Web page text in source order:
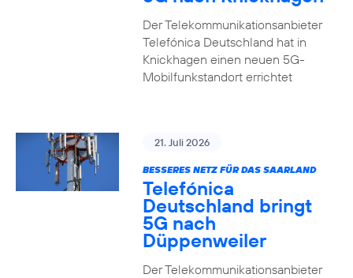
Der Telekommunikationsanbieter
Telefónica Deutschland hat in
Knickhagen einen neuen 5G-
Mobilfunkstandort errichtet
21. Juli 2026
BESSERES NETZ FÜR DAS SAARLAND
Telefónica
Deutschland bringt
5G nach
Düppenweiler
Der Telekommunikationsanbieter